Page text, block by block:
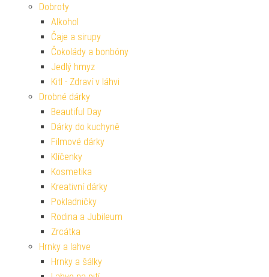
Dobroty
Alkohol
Čaje a sirupy
Čokolády a bonbóny
Jedlý hmyz
Kitl - Zdraví v láhvi
Drobné dárky
Beautiful Day
Dárky do kuchyně
Filmové dárky
Klíčenky
Kosmetika
Kreativní dárky
Pokladničky
Rodina a Jubileum
Zrcátka
Hrnky a lahve
Hrnky a šálky